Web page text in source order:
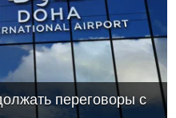
переговоры с